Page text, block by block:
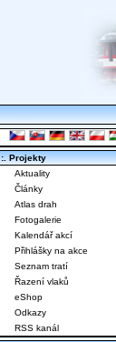
:. Projekty
Aktuality
Články
Atlas drah
Fotogalerie
Kalendář akcí
Přihlášky na akce
Seznam tratí
Řazení vlaků
eShop
Odkazy
RSS kanál